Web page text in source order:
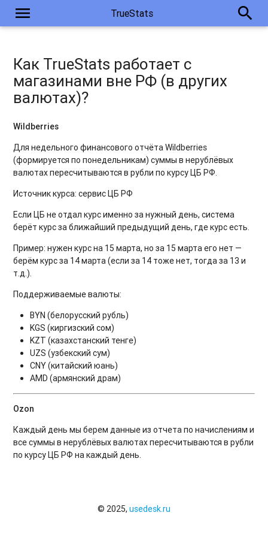
menu TrueStats search
Как TrueStats работает с
магазинами вне РФ (в других
валютах)?
Wildberries
Для недельного финансового отчёта Wildberries
(формируется по понедельникам) суммы в нерублёвых
валютах пересчитываются в рубли по курсу ЦБ РФ.
Источник курса: сервис ЦБ РФ
Если ЦБ не отдал курс именно за нужный день, система
берёт курс за ближайший предыдущий день, где курс есть.
Пример: нужен курс на 15 марта, но за 15 марта его нет —
берём курс за 14 марта (если за 14 тоже нет, тогда за 13 и
т.д.).
Поддерживаемые валюты:
BYN (белорусский рубль)
KGS (киргизский сом)
KZT (казахстанский тенге)
UZS (узбекский сум)
CNY (китайский юань)
AMD (армянский драм)
Ozon
Каждый день мы берем данные из отчета по начислениям и
все суммы в нерублёвых валютах пересчитываются в рубли
по курсу ЦБ РФ на каждый день.
© 2025, usedesk.ru